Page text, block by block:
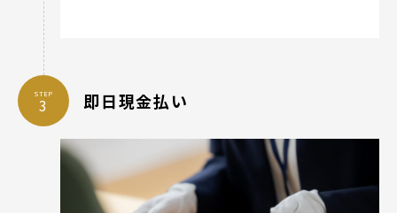
STEP 即日現金払い